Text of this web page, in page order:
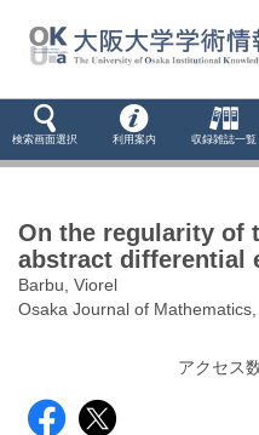
検索画面選択 利用案内 収録雑誌一覧
On the regularity of
abstract differential
Barbu, Viorel
Osaka Journal of
アクセス